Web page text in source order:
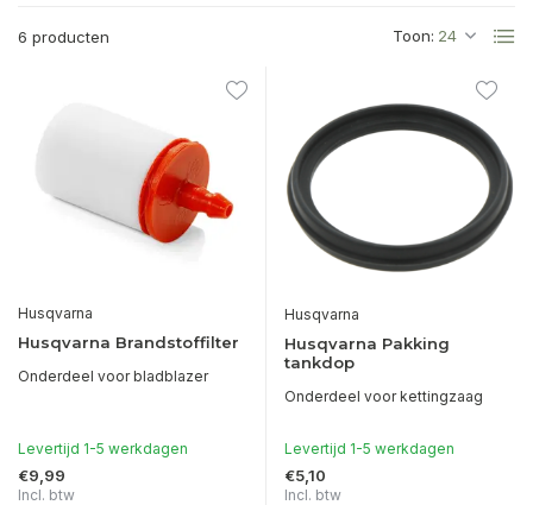
6 producten Toon:
Husqvarna
Husqvarna Brandstoffilter
Onderdeel voor bladblazer
Levertijd 1-5 werkdagen
€9,99
Incl. btw
Husqvarna
Husqvarna Pakking
tankdop
Onderdeel voor kettingzaag
Levertijd 1-5 werkdagen
€5,10
Incl. btw